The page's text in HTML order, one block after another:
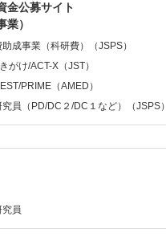
金公募サイト
業）
成事業（科研費）（JSPS）
がけ/ACT-X（JST）
PRIME（AMED）
員（PD/DC２/DC１など）（JSPS）
員